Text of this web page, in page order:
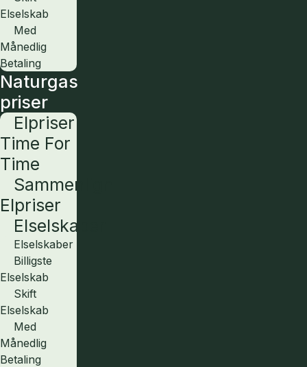
Elselskab
Med
Månedlig
Betaling
Naturgas
priser
Elpriser
Time For
Time
Sammenlign
Elpriser
Elselskaber
Elselskaber
Billigste
Elselskab
Skift
Elselskab
Med
Månedlig
Betaling